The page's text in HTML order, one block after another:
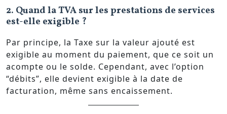
2. Quand la TVA sur les prestations de services
est-elle exigible ?
Par principe, la Taxe sur la valeur ajouté est
exigible au moment du paiement, que ce soit un
acompte ou le solde. Cependant, avec l’option
“débits”, elle devient exigible à la date de
facturation, même sans encaissement.